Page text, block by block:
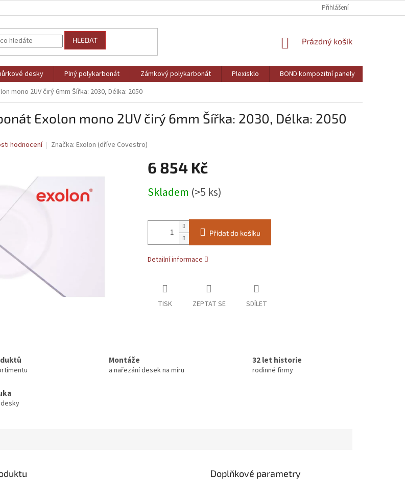
Přihlášení
HLEDAT
NÁKUPNÍ
Prázdný košík
desky Plný polykarbonát Zámkový polykarbonát Plexisklo BOND kompozitní panely
mono 2UV čirý 6mm Šířka: 2030, Délka: 2050
Exolon mono 2UV čirý 6mm Šířka: 2030, Délka: 2050
hodnocení Značka: Exolon (dříve Covestro)
6 854 Kč
cena:
Skladem (>5 ks)
Přidat do košíku
Detailní informace
TISK ZEPTAT SE SDÍLET
Montáže
a nařezání desek na míru
32 let historie
rodinné firmy
Doplňkové parametry